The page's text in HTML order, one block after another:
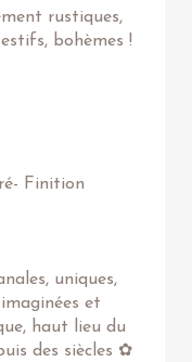
rustiques,
bohèmes !
Finition
uniques,
et
haut lieu du
des siècles ✿